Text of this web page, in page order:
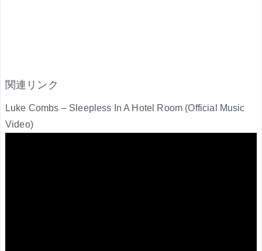
関連リンク
Luke Combs – Sleepless In A Hotel Room (Official Music
Video)